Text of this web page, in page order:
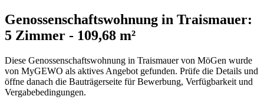
Genossenschaftswohnung in Traismauer:
5 Zimmer - 109,68 m²
Diese Genossenschaftswohnung in Traismauer von MöGen wurde
von MyGEWO als aktives Angebot gefunden. Prüfe die Details und
öffne danach die Bauträgerseite für Bewerbung, Verfügbarkeit und
Vergabebedingungen.